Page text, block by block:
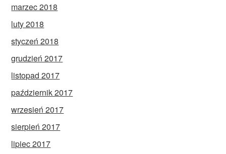
marzec 2018
luty 2018
styczeń 2018
grudzień 2017
listopad 2017
październik 2017
wrzesień 2017
sierpień 2017
lipiec 2017